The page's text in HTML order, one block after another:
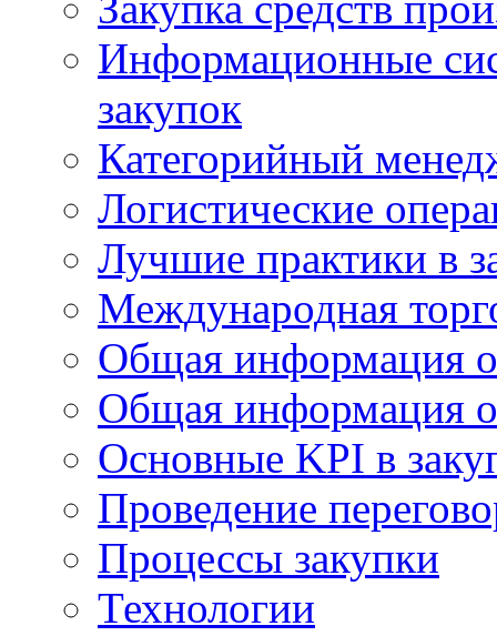
Информационные
закупок
Категорийный
Логистические
Лучшие практики в
Международная
Общая информация о
Общая информация о
Основные KPI в
Проведение
Процессы закупки
Технологии